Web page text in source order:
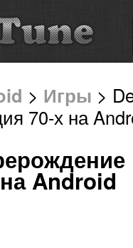
> Игры >
70-х на
Android